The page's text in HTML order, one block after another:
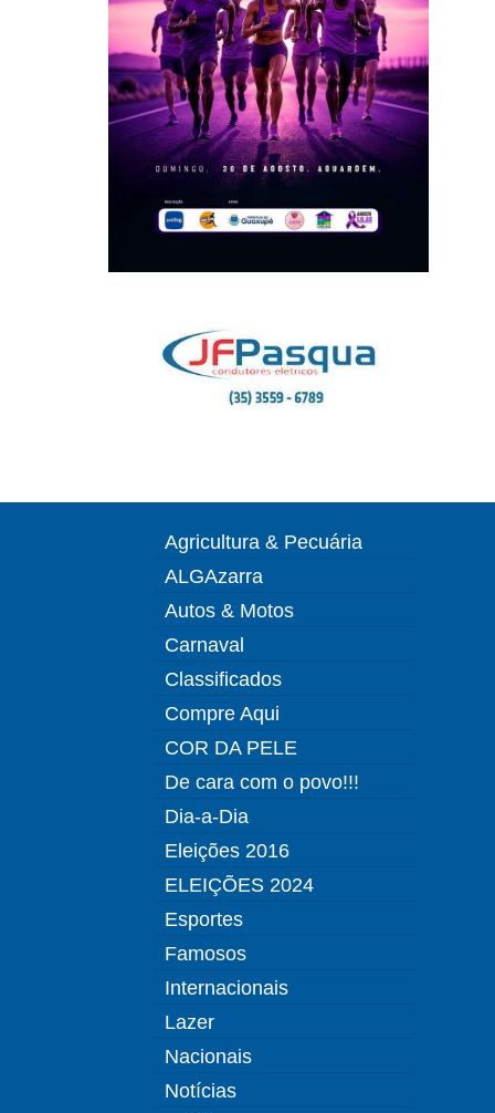
Agricultura & Pecuária
ALGAzarra
Autos & Motos
Carnaval
Classificados
Compre Aqui
COR DA PELE
De cara com o povo!!!
Dia-a-Dia
Eleições 2016
ELEIÇÕES 2024
Esportes
Famosos
Internacionais
Lazer
Nacionais
Notícias